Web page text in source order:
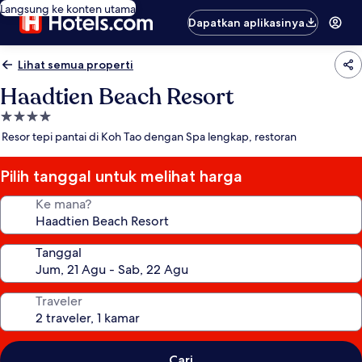
Langsung ke konten utama
Dapatkan aplikasinya
Lihat semua properti
Haadtien Beach Resort
Properti
bintang
Resor tepi pantai di Koh Tao dengan Spa lengkap, restoran
Pilih tanggal untuk melihat harga
Ke mana?
Tanggal
Traveler